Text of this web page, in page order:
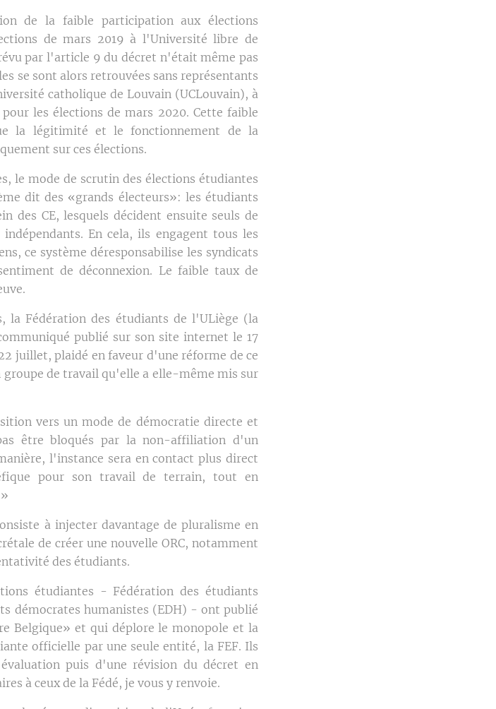
de la faible participation aux élections
de mars 2019 à l'Université libre de
par l'article 9 du décret n'était même pas
se sont alors retrouvées sans représentants
catholique de Louvain (UCLouvain), à
les élections de mars 2020. Cette faible
la légitimité et le fonctionnement de la
sur ces élections.
le mode de scrutin des élections étudiantes
dit des «grands électeurs»: les étudiants
des CE, lesquels décident ensuite seuls de
En cela, ils engagent tous les
ce système déresponsabilise les syndicats
de déconnexion. Le faible taux de
la Fédération des étudiants de l'ULiège (la
publié sur son site internet le 17
juillet, plaidé en faveur d'une réforme de ce
groupe de travail qu'elle a elle-même mis sur
vers un mode de démocratie directe et
être bloqués par la non-affiliation d'un
l'instance sera en contact plus direct
pour son travail de terrain, tout en
à injecter davantage de pluralisme en
de créer une nouvelle ORC, notamment
des étudiants.
étudiantes - Fédération des étudiants
démocrates humanistes (EDH) - ont publié
Belgique» et qui déplore le monopole et la
officielle par une seule entité, la FEF. Ils
puis d'une révision du décret en
à ceux de la Fédé, je vous y renvoie.